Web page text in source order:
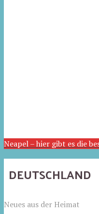
Neapel – hier gibt es die
DEUTSCHLAND
Neues aus der Heimat